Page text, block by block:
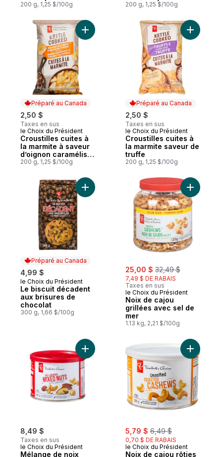
200 g, 1,25 $/100g 200 g, 1,25 $/100g
Préparé au Canada
2,50 $
Taxes en sus
Préparé au Canada
le Choix du Président
Croustilles cuites à
la marmite à saveur
d’oignon caramélisé
et de vinaigre
200 g, 1,25 $/100g
Ajouter Croustilles cuites à la marmite à
Préparé au Canada
2,50 $
Taxes en sus
Préparé au Canada
le Choix du Président
Croustilles cuites à
la marmite saveur de
truffe
200 g, 1,25 $/100g
Ajouter
Préparé au Canada
4,99 $
Préparé au Canada
le Choix du Président
Le biscuit décadent
aux brisures de
chocolat
300 g, 1,66 $/100g
Ajouter Le biscuit décadent aux brisures
sale:
25,00 $ , formerly:
32,49 $
7,49 $ DE RABAIS
Taxes en sus
le Choix du Président
Noix de cajou
grillées avec sel de
mer
1.13 kg, 2,21 $/100g
Ajouter
8,49 $
Taxes en sus
le Choix du Président
Mélange de noix
Ajouter Mélange de noix avec sel de mer
sale:
5,79 $ , formerly:
6,49 $
0,70 $ DE RABAIS
le Choix du Président
Noix de cajou rôties
Ajouter